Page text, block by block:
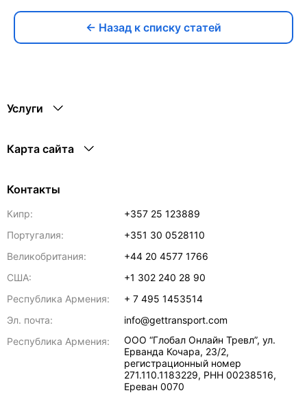
← Назад к списку статей
Услуги
Карта сайта
Контакты
Кипр:
+357 25 123889
Португалия:
+351 30 0528110
Великобритания:
+44 20 4577 1766
США:
+1 302 240 28 90
Республика Армения:
+ 7 495 1453514
Эл. почта:
info@gettransport.com
Республика Армения:
ООО “Глобал Онлайн Тревл”, ул.
Ерванда Кочара, 23/2,
регистрационный номер
271.110.1183229, РНН 00238516,
Ереван 0070